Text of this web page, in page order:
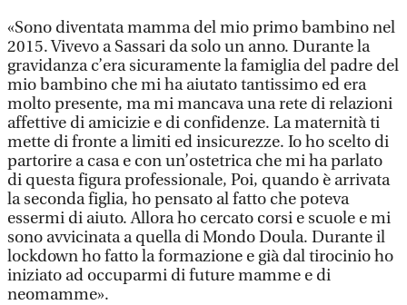
«Sono diventata mamma del mio primo bambino nel
2015. Vivevo a Sassari da solo un anno. Durante la
gravidanza c’era sicuramente la famiglia del padre del
mio bambino che mi ha aiutato tantissimo ed era
molto presente, ma mi mancava una rete di relazioni
affettive di amicizie e di confidenze. La maternità ti
mette di fronte a limiti ed insicurezze. Io ho scelto di
partorire a casa e con un’ostetrica che mi ha parlato
di questa figura professionale, Poi, quando è arrivata
la seconda figlia, ho pensato al fatto che poteva
essermi di aiuto. Allora ho cercato corsi e scuole e mi
sono avvicinata a quella di Mondo Doula. Durante il
lockdown ho fatto la formazione e già dal tirocinio ho
iniziato ad occuparmi di future mamme e di
neomamme».